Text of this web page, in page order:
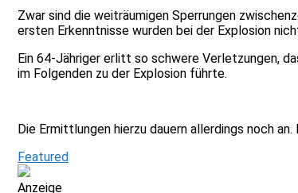
Zwar sind die weiträumigen Sperrungen
ersten Erkenntnisse wurden bei der Explosion
Ein 64-Jähriger erlitt so schwere Verletzungen,
im Folgenden zu der Explosion führte.
Die Ermittlungen hierzu dauern allerdings noch
Featured
Anzeige